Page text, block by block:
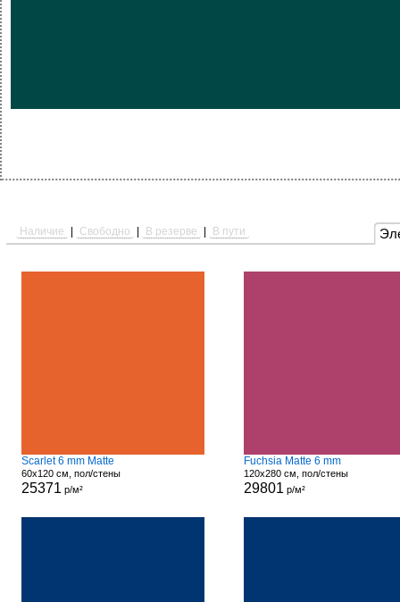
Наличие Свободно В резерве В пути
Scarlet 6 mm Matte
60x120 см, пол/стены
25371 р/м²
Fuchsia Matte 6 mm
120x280 см, пол/стены
29801 р/м²